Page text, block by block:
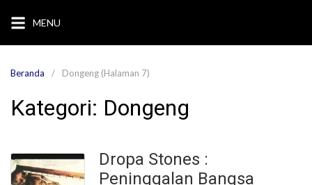
konten
MENU
Beranda Dongeng (Halaman 7)
Kategori: Dongeng
Dropa Stones :
Peninggalan Bangsa